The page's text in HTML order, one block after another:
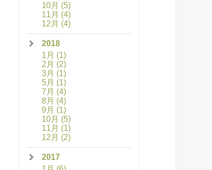
10月 (5)
11月 (4)
12月 (4)
2018
1月 (1)
2月 (2)
3月 (1)
5月 (1)
7月 (4)
8月 (4)
9月 (1)
10月 (5)
11月 (1)
12月 (2)
2017